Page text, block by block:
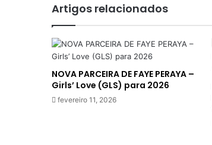
m
F
a
m
í
i
a
Artigos relacionados
NOVA PARCEIRA DE FAYE PERAYA –
Girls’ Love (GLS) para 2026
fevereiro 11, 2026